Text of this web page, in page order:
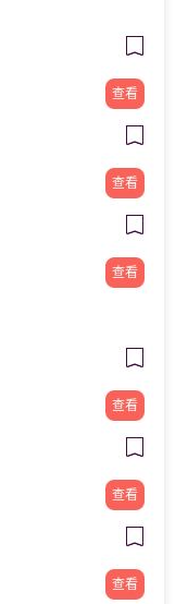
查看
查看
查看
查看
查看
查看